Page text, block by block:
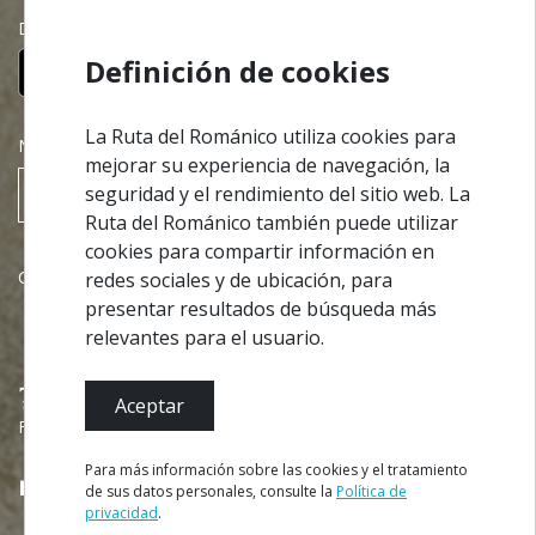
Descargue nuestra App gratuita:
NEWSLETTER
Suscribir
Colaboraciones
Financiado por
Definición de cookies
La Ruta del Románico utiliza cookies para
mejorar su experiencia de navegación, la
seguridad y el rendimiento del sitio web. La
Ruta del Románico también puede utilizar
cookies para compartir información en
redes sociales y de ubicación, para
presentar resultados de búsqueda más
relevantes para el usuario.
Aceptar
Para más información sobre las cookies y el tratamiento
de sus datos personales, consulte la Política de
privacidad.